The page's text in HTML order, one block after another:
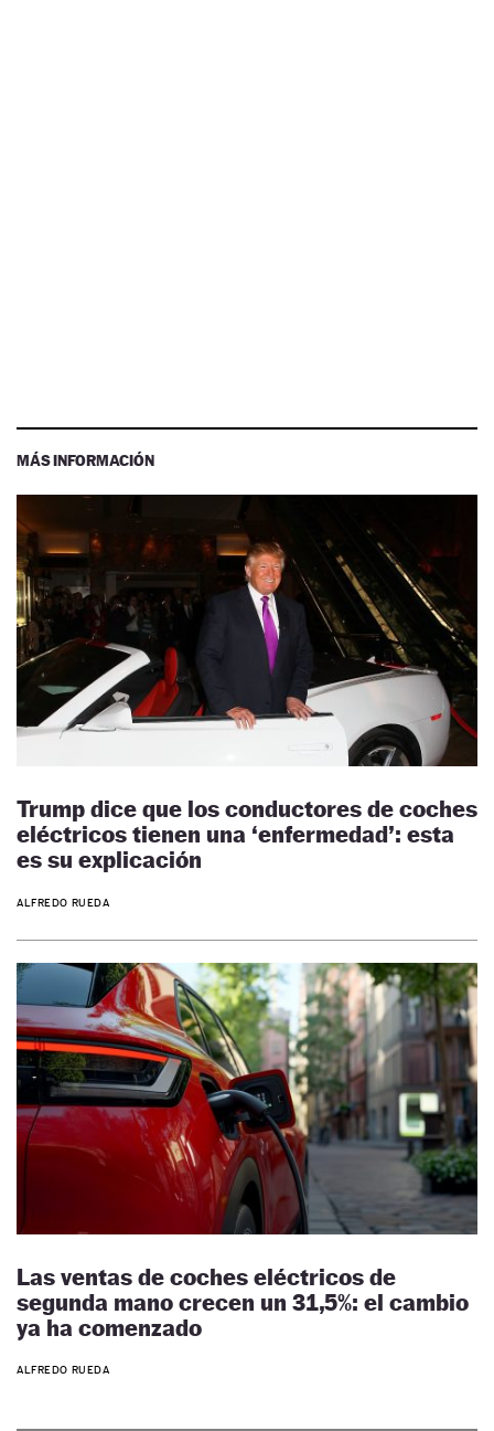
MÁS INFORMACIÓN
Trump dice que los conductores de coches
eléctricos tienen una ‘enfermedad’: esta
es su explicación
ALFREDO RUEDA
Las ventas de coches eléctricos de
segunda mano crecen un 31,5%: el cambio
ya ha comenzado
ALFREDO RUEDA